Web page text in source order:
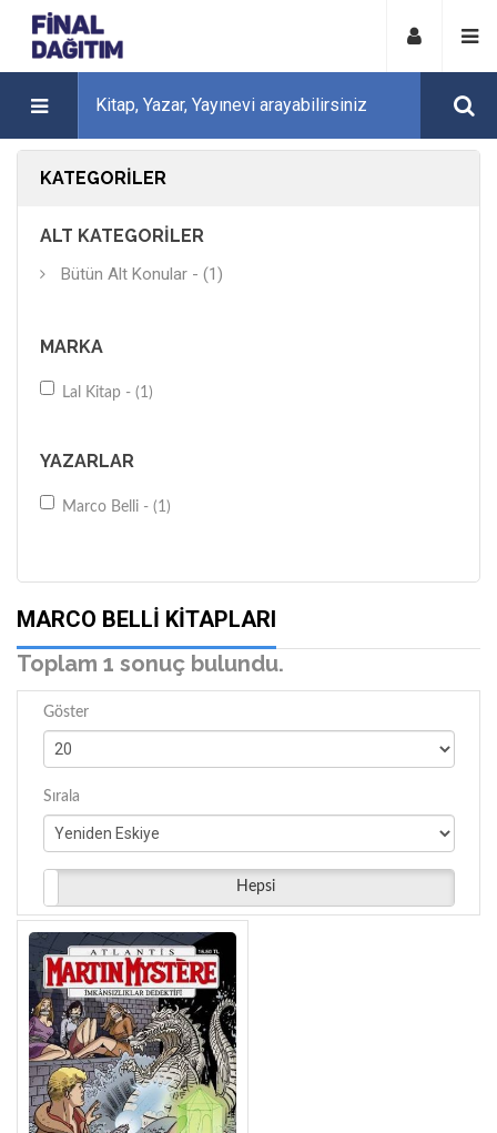
KATEGORILER
ALT KATEGORILER
Bütün Alt Konular - (1)
MARKA
Lal Kitap - (1)
YAZARLAR
Marco Belli - (1)
MARCO BELLI KITAPLARI
Toplam 1 sonuç bulundu.
Göster
Sırala
Hepsi